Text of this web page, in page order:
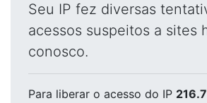
Seu IP fez diversas
acessos suspeitos a sites
conosco.
Para liberar o acesso do IP